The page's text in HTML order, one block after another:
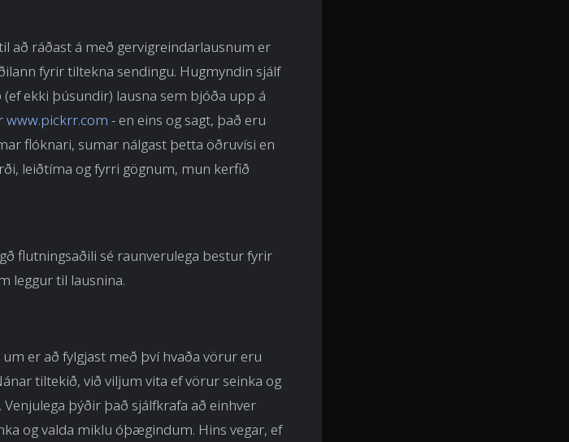
að ráðast á með gervigreindarlausnum er
fyrir tiltekna sendingu. Hugmyndin sjálf
ekki þúsundir) lausna sem bjóða upp á
www.pickrr.com - en eins og sagt, það eru
flóknari, sumar nálgast þetta öðruvísi en
leiðtíma og fyrri gögnum, mun kerfið
flutningsaðili sé raunverulega bestur fyrir
leggur til lausnina.
er að fylgjast með því hvaða vörur eru
tiltekið, við viljum vita ef vörur seinka og
þýðir það sjálfkrafa að einhver
og valda miklu óþægindum. Hins vegar, ef